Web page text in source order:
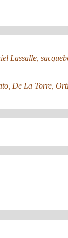
Lassalle,
De La Torre,